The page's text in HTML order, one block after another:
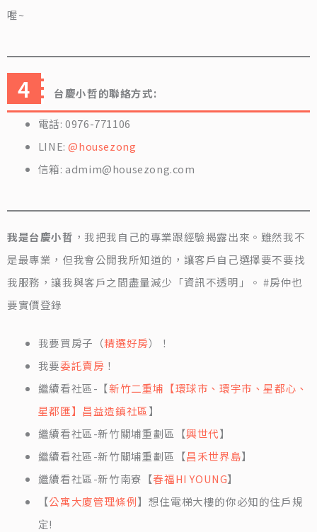
喔~
台慶小哲的聯絡方式:
電話: 0976-771106
LINE:@housezong
信箱: admim@housezong.com
我是台慶小哲 ，我把我自己的專業跟經驗揭露出來。雖然我不
是最專業，但我會公開我所知道的，讓客戶自己選擇要不要找
我服務，讓我與客戶之間盡量減少「資訊不透明」。 #房仲也
要實價登錄
我要買房子（精選好房）！
我要委託賣房 ！
繼續看社區-【新竹二重埔【環球市、環宇市、星都心、
星都匯】昌益造鎮社區】
繼續看社區-新竹關埔重劃區【興世代】
繼續看社區-新竹關埔重劃區【昌禾世界島】
繼續看社區-新竹南寮【春福HI YOUNG】
【公寓大廈管理條例】想住電梯大樓的你必知的住戶規
定!